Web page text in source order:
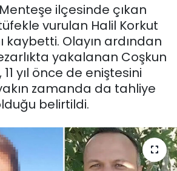
ilçesinde çıkan
vurulan Halil Korkut
kaybetti. Olayın ardından
yakalanan Coşkun
11 yıl önce de eniştesini
zamanda da tahliye
belirtildi.